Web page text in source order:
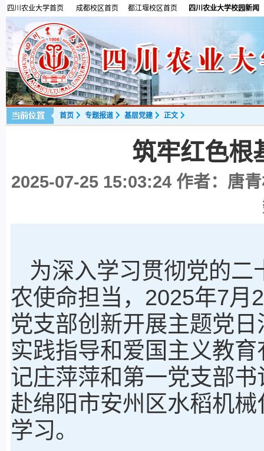
四川农业大学首页 成都校区首页 都江堰校区首页 四川农业大学校园新闻
首页 专题报道 基层党建 正文
筑牢红色根
2025-07-25 15:03:24 作者：唐
为深入学习贯彻党的
农使命担当，2025年7月
党支部创新开展主题党
实践指导和爱国主义教
记庄萍萍和第一党支部
赴绵阳市安州区水稻机
学习。